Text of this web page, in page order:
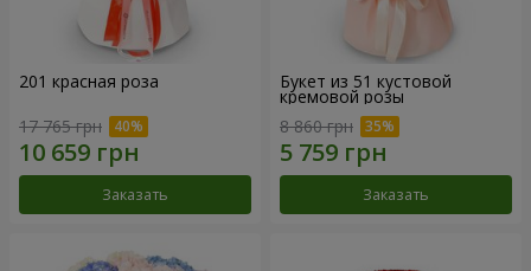
201 красная роза
17 765 грн
Заказать
Букет из 51 кустовой
кремовой розы
8 860 грн
Заказать